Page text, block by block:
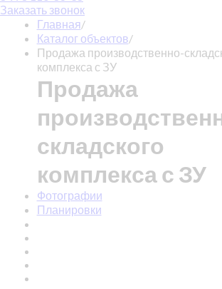
Заказать звонок
Главная/
Каталог объектов/
Продажа производственно-
комплекса с ЗУ
Продажа
складского
комплекса с ЗУ
Фотографии
Планировки